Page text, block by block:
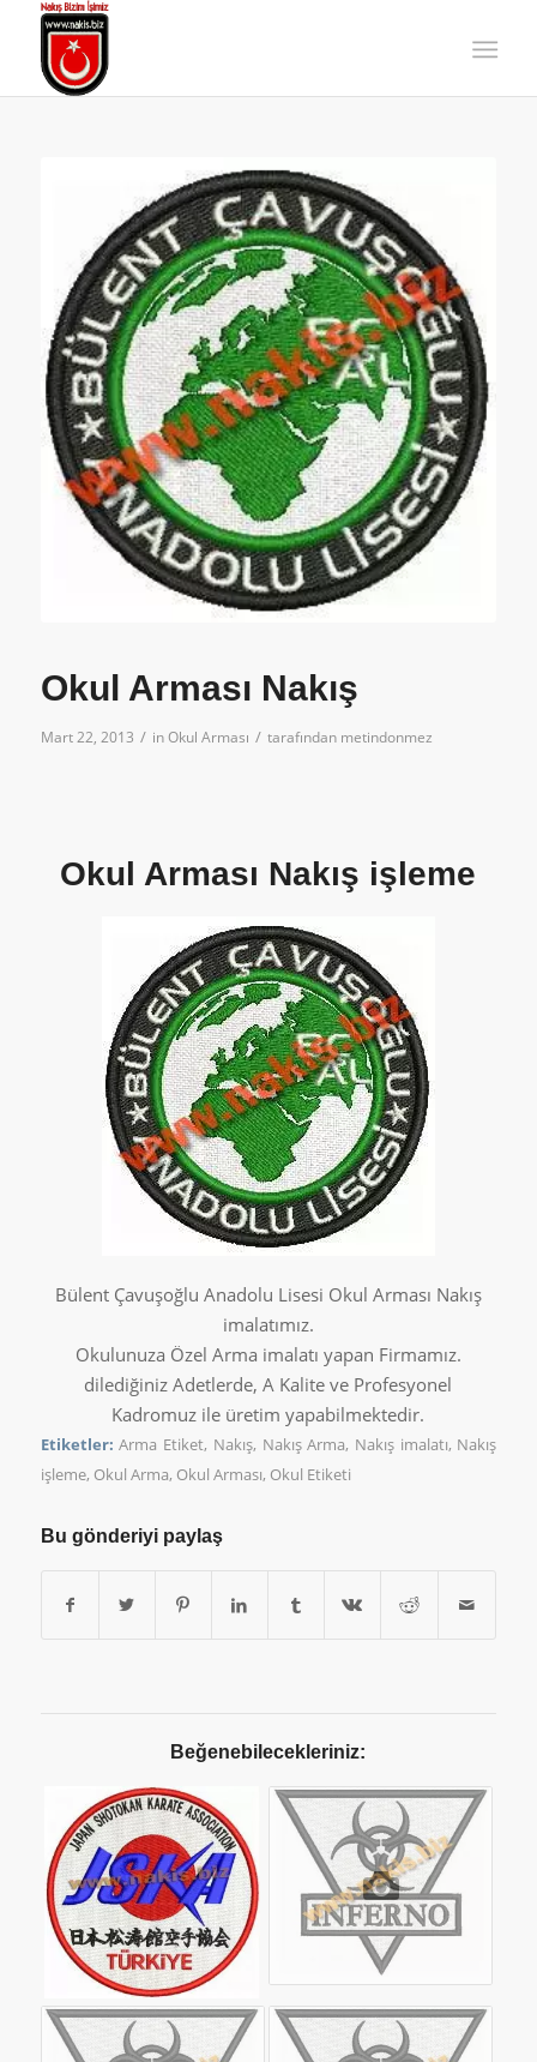
Okul Arması Nakış
Mart 22, 2013 / inOkul Arması / tarafından metindonmez
Okul Arması Nakış işleme
Bülent Çavuşoğlu Anadolu Lisesi Okul Arması Nakış
imalatımız.
Okulunuza Özel Arma imalatı yapan Firmamız.
dilediğiniz Adetlerde, A Kalite ve Profesyonel
Kadromuz ile üretim yapabilmektedir.
Etiketler: Arma Etiket, Nakış, Nakış Arma, Nakış imalatı, Nakış
işleme, Okul Arma, Okul Arması, Okul Etiketi
Bu gönderiyi paylaş
Beğenebilecekleriniz: